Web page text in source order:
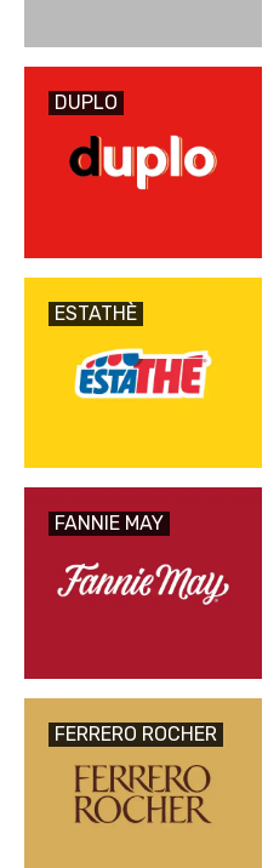
DUPLO
ESTATHÈ
FANNIE MAY
FERRERO ROCHER